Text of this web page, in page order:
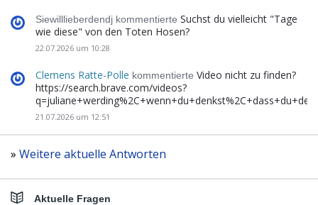
Siewilllieberdendj kommentierte Suchst du vielleicht "Tage
wie diese" von den Toten Hosen?
22.07.2026 um 10:28
Clemens Ratte-Polle kommentierte Video nicht zu finden?
https://search.brave.com/videos?
21.07.2026 um 12:51
» Weitere aktuelle Antworten
Aktuelle Fragen